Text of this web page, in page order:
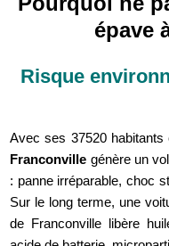
épave
Risque
Avec ses 37520 habitants
Franconville génère un
: panne irréparable, choc
Sur le long terme, une
de Franconville libère